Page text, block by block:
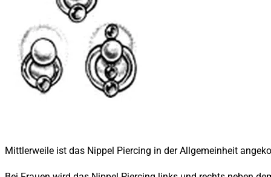
Mittlerweile ist das Nippel Piercing in der Allgemeinheit